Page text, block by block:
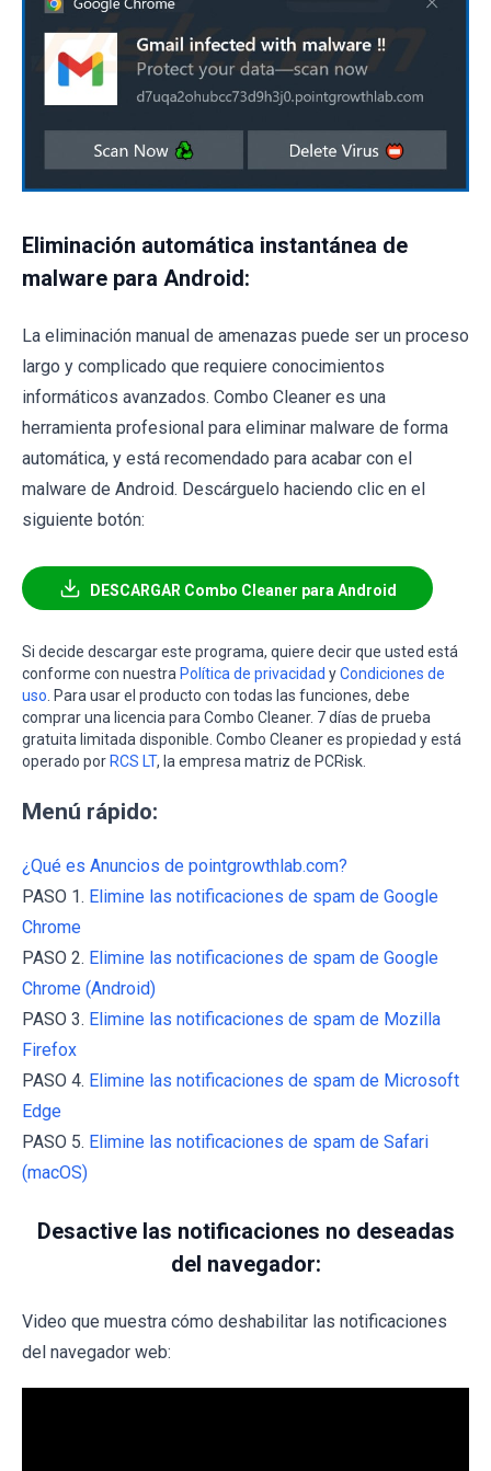
Eliminación automática instantánea de
malware para Android:
La eliminación manual de amenazas puede ser un proceso
largo y complicado que requiere conocimientos
informáticos avanzados. Combo Cleaner es una
herramienta profesional para eliminar malware de forma
automática, y está recomendado para acabar con el
malware de Android. Descárguelo haciendo clic en el
siguiente botón:
DESCARGAR Combo Cleaner para Android
Si decide descargar este programa, quiere decir que usted está
conforme con nuestra Política de privacidad yCondiciones de
uso. Para usar el producto con todas las funciones, debe
comprar una licencia para Combo Cleaner. 7 días de prueba
gratuita limitada disponible. Combo Cleaner es propiedad y está
operado por RCS LT, la empresa matriz de PCRisk.
Menú rápido:
¿Qué es Anuncios de pointgrowthlab.com?
PASO 1. Elimine las notificaciones de spam de Google
Chrome
PASO 2. Elimine las notificaciones de spam de Google
Chrome (Android)
PASO 3. Elimine las notificaciones de spam de Mozilla
Firefox
PASO 4. Elimine las notificaciones de spam de Microsoft
Edge
PASO 5. Elimine las notificaciones de spam de Safari
(macOS)
Desactive las notificaciones no deseadas
del navegador:
Video que muestra cómo deshabilitar las notificaciones
del navegador web: